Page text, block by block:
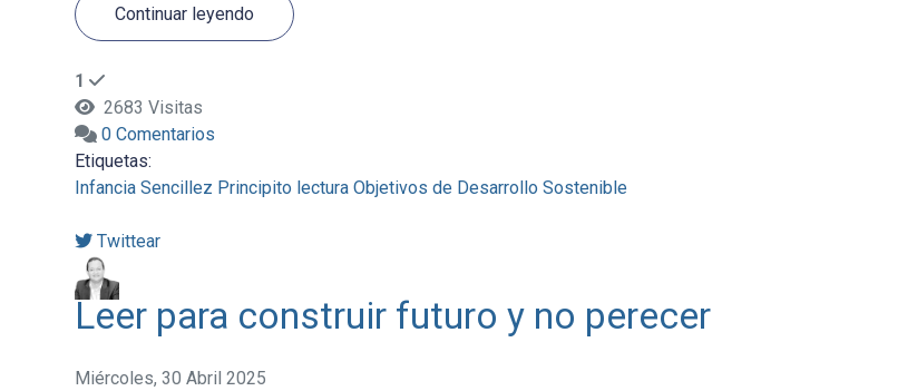
Continuar leyendo
1
2683 Visitas
0 Comentarios
Etiquetas:
Infancia Sencillez Principito lectura Objetivos de Desarrollo Sostenible
Twittear
Leer para construir futuro y no perecer
Miércoles, 30 Abril 2025